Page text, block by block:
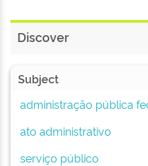
Discover
Subject
administração pública
ato administrativo
serviço público